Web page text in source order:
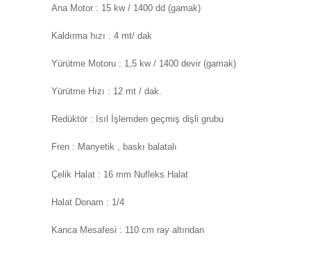
Ana Motor : 15 kw / 1400 dd (gamak)
Kaldırma hızı : 4 mt/ dak
Yürütme Motoru : 1,5 kw / 1400 devir (gamak)
Yürütme Hızı : 12 mt / dak.
Redüktör : Isıl İşlemden geçmiş dişli grubu
Fren : Manyetik , baskı balatalı
Çelik Halat : 16 mm Nufleks Halat
Halat Donam : 1/4
Kanca Mesafesi : 110 cm ray altından